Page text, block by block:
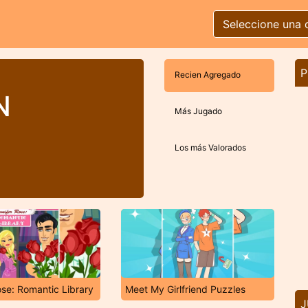
Seleccione una
Recien Agregado
Más Jugado
Los más Valorados
Romantic Library Meet My Girlfriend Puzzles